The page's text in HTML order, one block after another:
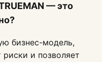
— это
бизнес-модель,
и позволяет